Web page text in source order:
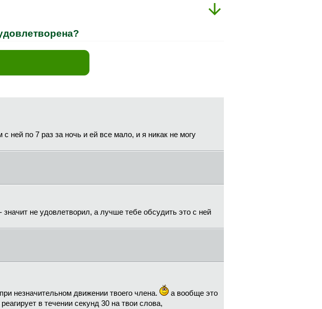
ней по 7 раз за ночь и ей все мало, и я никак не могу
не удовлетворил, а лучше тебе обсудить это с ней
незначительном движении твоего члена.
а вообще это
в течении секунд 30 на твои слова,